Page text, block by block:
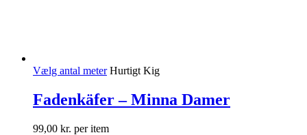
Vælg antal meter Hurtigt Kig
Fadenkäfer – Minna Damer
99,00 kr. per item